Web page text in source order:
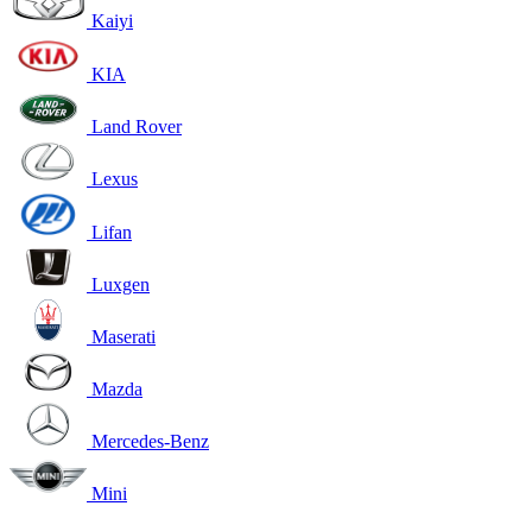
Kaiyi
KIA
Land Rover
Lexus
Lifan
Luxgen
Maserati
Mazda
Mercedes-Benz
Mini